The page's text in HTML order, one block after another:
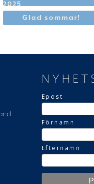
2025
Glad sommar!
Epost
Förnamn
Efternamn